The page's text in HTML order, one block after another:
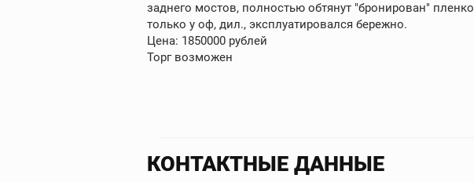
заднего мостов, полностью обтянут "бронирован"
только у оф, дил., эксплуатировался бережно.
Цена: 1850000 рублей
Торг возможен
КОНТАКТНЫЕ ДАННЫЕ